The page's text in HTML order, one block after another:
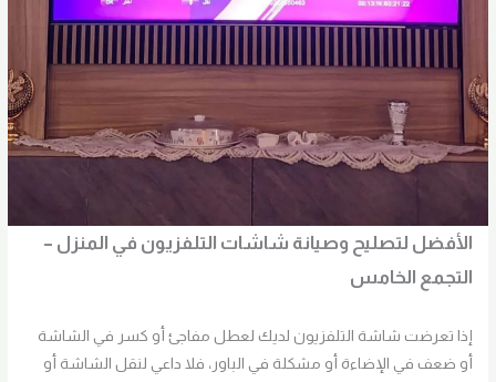
الأفضل لتصليح وصيانة شاشات التلفزيون في المنزل –
التجمع الخامس
إذا تعرضت شاشة التلفزيون لديك لعطل مفاجئ أو كسر في الشاشة
أو ضعف في الإضاءة أو مشكلة في الباور، فلا داعي لنقل الشاشة أو